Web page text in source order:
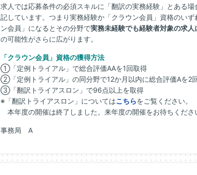
求人では応募条件の必須スキルに「翻訳の実務経験」とある
記しています。つまり実務経験か「クラウン会員」資格のい
ン会員」になるとその分野で実務未経験でも経験者対象の求
の可能性がさらに広がります。
「クラウン会員」資格の獲得方法
①「定例トライアル」で総合評価AAを1回取得
②「定例トライアル」の同分野で12か月以内に総合評価Aを2
③「翻訳トライアスロン」で96点以上を取得
※「翻訳トライアスロン」についてはこちらをご覧ください。
本年度の開催は終了しました。来年度の開催をお待ちくださ
事務局 A